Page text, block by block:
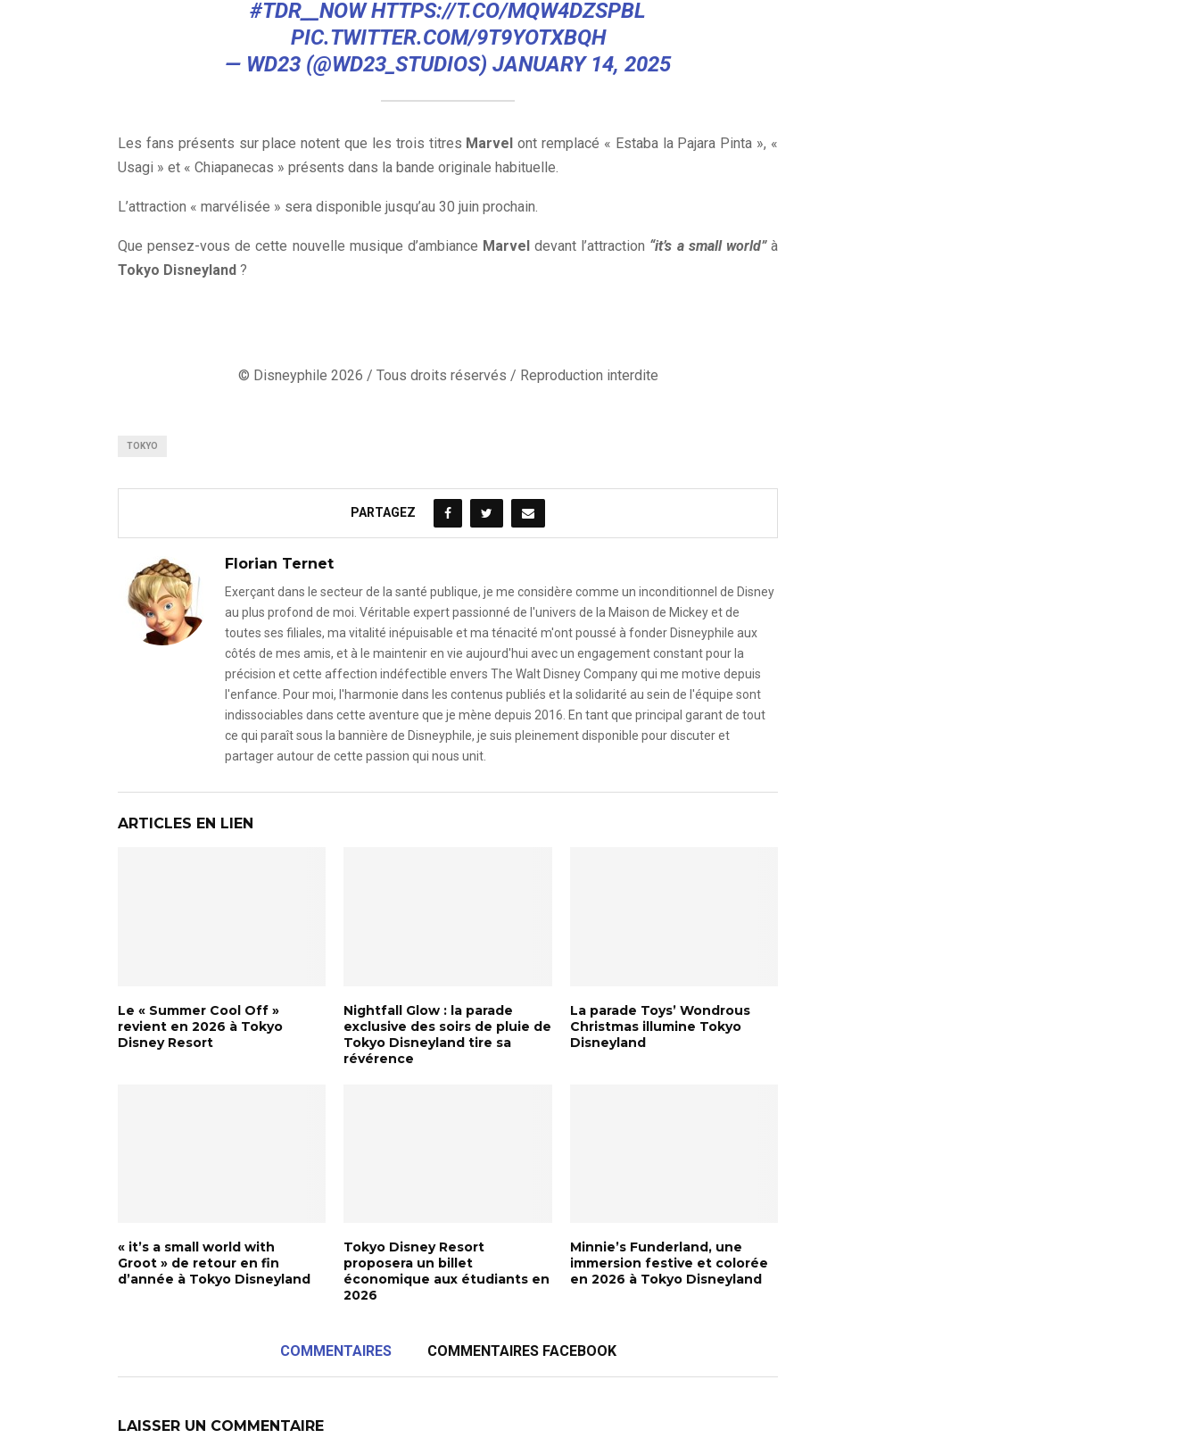
#TDR__NOW HTTPS://T.CO/MQW4DZSPBL
PIC.TWITTER.COM/9T9YOTXBQH
— WD23 (@WD23_STUDIOS) JANUARY 14, 2025
Les fans présents sur place notent que les trois titres Marvel ont remplacé « Estaba la Pajara Pinta », «
Usagi » et « Chiapanecas » présents dans la bande originale habituelle.
L’attraction « marvélisée » sera disponible jusqu’au 30 juin prochain.
Que pensez-vous de cette nouvelle musique d’ambiance Marvel devant l’attraction “it’s a small world” à
Tokyo Disneyland ?
© Disneyphile 2026 / Tous droits réservés / Reproduction interdite
TOKYO
PARTAGEZ
Florian Ternet
Exerçant dans le secteur de la santé publique, je me considère comme un inconditionnel de Disney
au plus profond de moi. Véritable expert passionné de l'univers de la Maison de Mickey et de
toutes ses filiales, ma vitalité inépuisable et ma ténacité m'ont poussé à fonder Disneyphile aux
côtés de mes amis, et à le maintenir en vie aujourd'hui avec un engagement constant pour la
précision et cette affection indéfectible envers The Walt Disney Company qui me motive depuis
l'enfance. Pour moi, l'harmonie dans les contenus publiés et la solidarité au sein de l'équipe sont
indissociables dans cette aventure que je mène depuis 2016. En tant que principal garant de tout
ce qui paraît sous la bannière de Disneyphile, je suis pleinement disponible pour discuter et
partager autour de cette passion qui nous unit.
ARTICLES EN LIEN
Le « Summer Cool Off »
revient en 2026 à Tokyo
Disney Resort
Nightfall Glow : la parade
exclusive des soirs de pluie de
Tokyo Disneyland tire sa
révérence
La parade Toys’ Wondrous
Christmas illumine Tokyo
Disneyland
« it’s a small world with
Groot » de retour en fin
d’année à Tokyo Disneyland
Tokyo Disney Resort
proposera un billet
économique aux étudiants en
2026
Minnie’s Funderland, une
immersion festive et colorée
en 2026 à Tokyo Disneyland
COMMENTAIRES COMMENTAIRES FACEBOOK
LAISSER UN COMMENTAIRE